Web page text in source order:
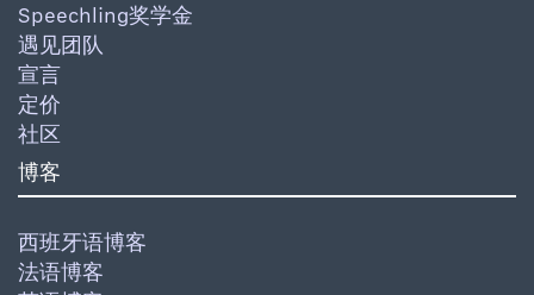
Speechling奖学金
遇见团队
宣言
定价
社区
博客
西班牙语博客
法语博客